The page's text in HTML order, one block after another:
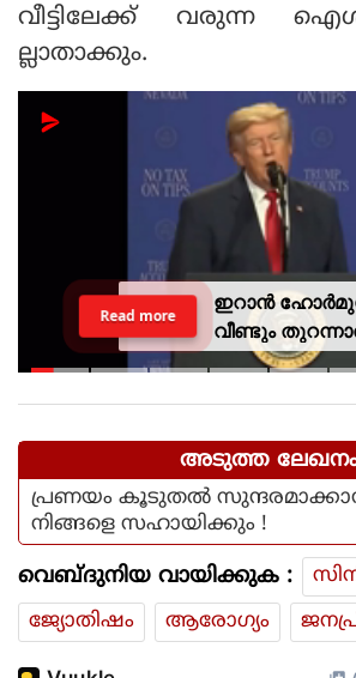
വീട്ടിലേക്ക് വരുന്ന
ല്ലാതാക്കും.
ഇറാന്‍
വീണ്ടും
Read more
അടുത്ത
പ്രണയം കൂടുതൽ
നിങ്ങളെ സഹായിക്കും !
വെബ്ദുനിയ വായിക്കുക :
ജ്യോതിഷം
ആരോഗ്യം